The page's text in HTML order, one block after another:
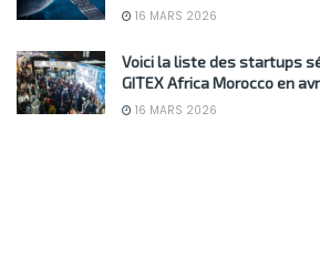
16 MARS 2026
Voici la liste des startups
GITEX Africa Morocco en
16 MARS 2026